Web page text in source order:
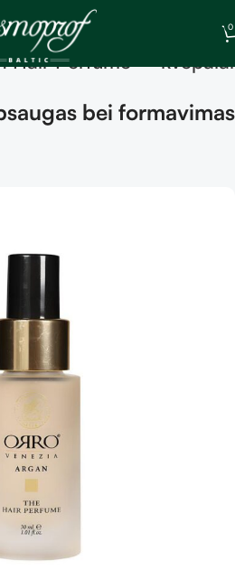
0
Hair Perfume – kvepalai
bei formavimas